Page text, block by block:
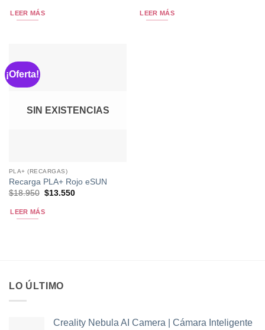
original
era:
LEER MÁS
original
era:
LEER MÁS
¡Oferta!
SIN EXISTENCIAS
PLA+ (RECARGAS)
Recarga PLA+ Rojo eSUN
$18.950 El
original
era:
$13.550El
LEER MÁS
LO ÚLTIMO
Creality Nebula AI Camera | Cámara Inteligente